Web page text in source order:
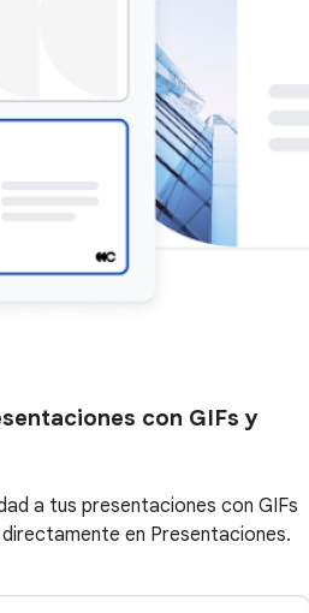
con GIFs y
a tus presentaciones con GIFs
en Presentaciones.